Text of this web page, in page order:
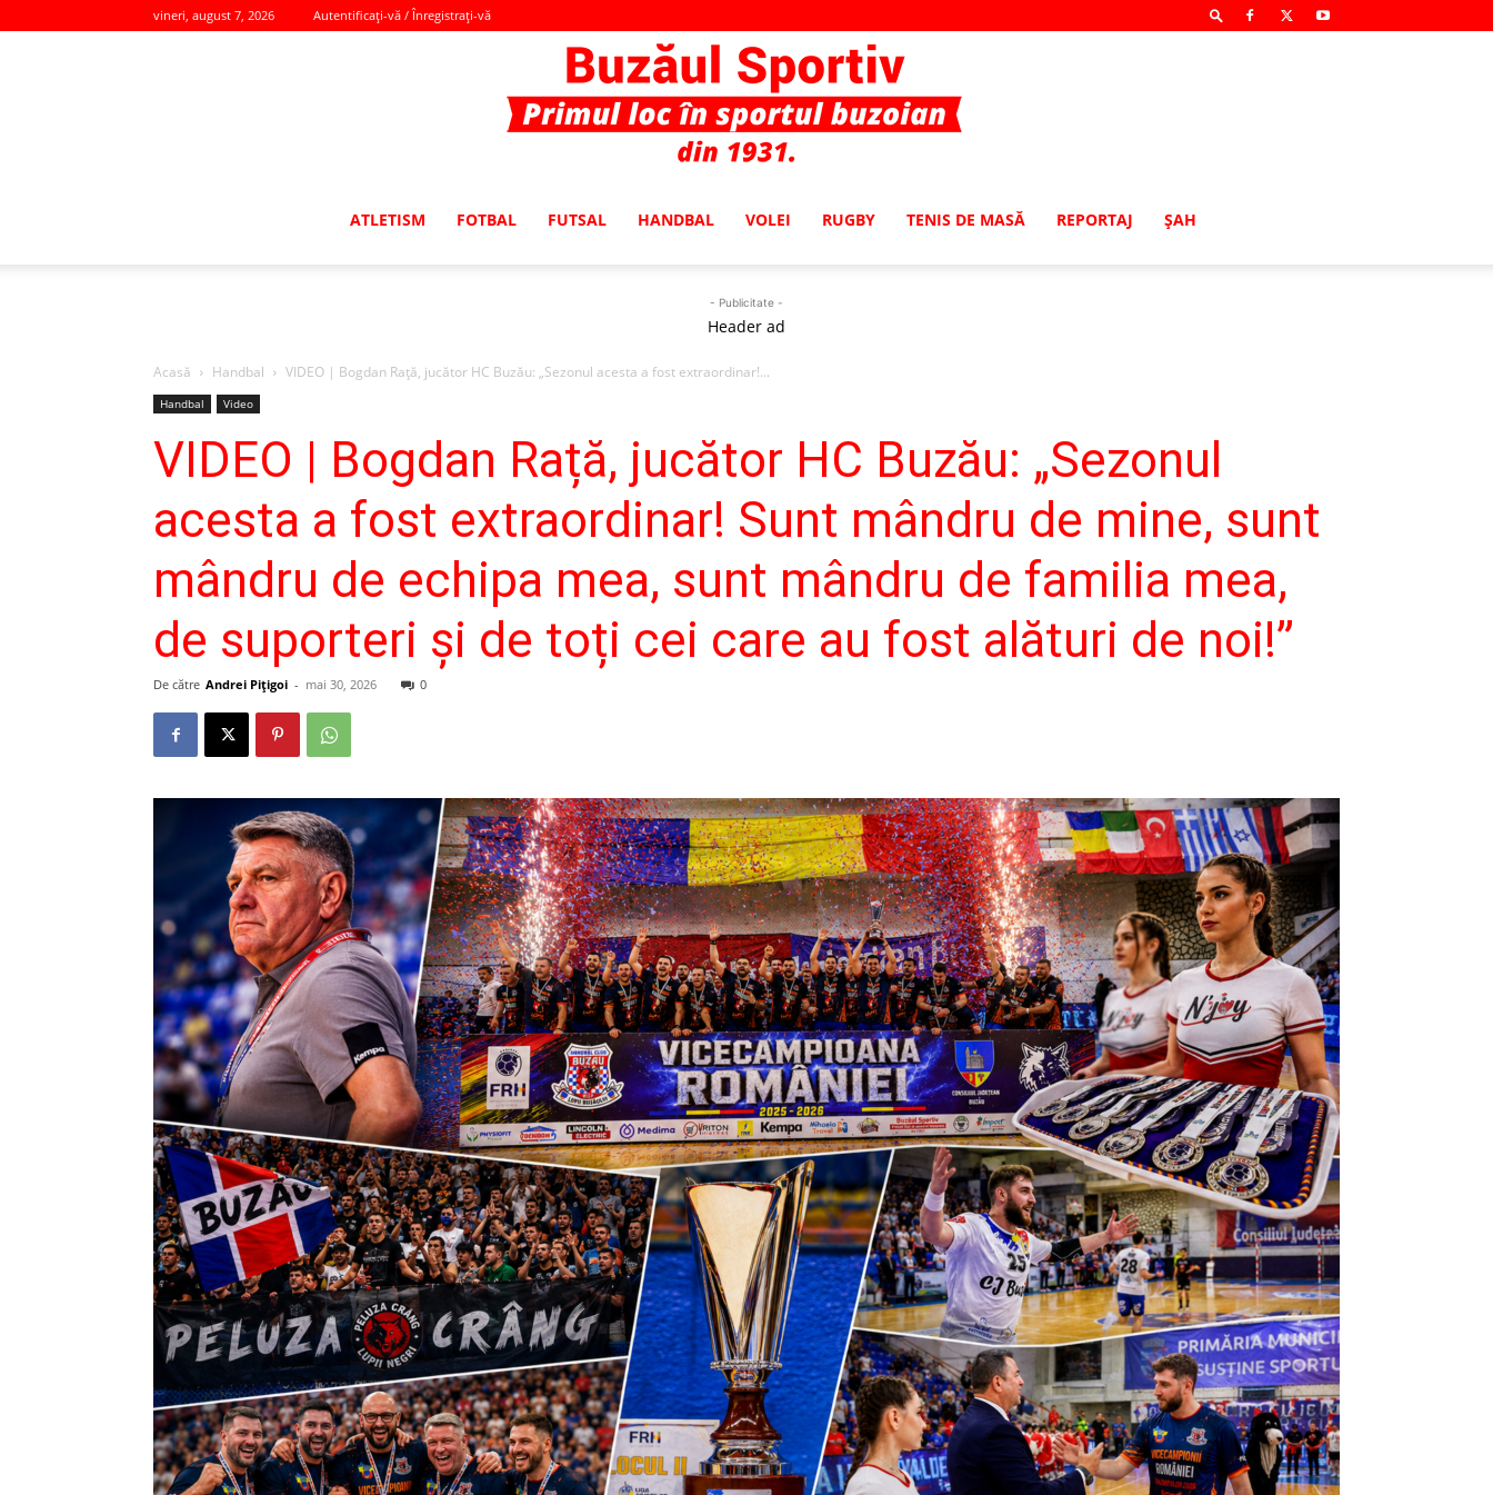
vineri, august 7, 2026 Autentificați-vă / Înregistrați-vă
ATLETISM FOTBAL FUTSAL HANDBAL VOLEI RUGBY TENIS DE MASĂ REPORTAJ ŞAH
- Publicitate -
Header ad
Acasă Handbal VIDEO | Bogdan Rață, jucător HC Buzău: „Sezonul acesta a fost extraordinar!...
Handbal Video
VIDEO | Bogdan Rață, jucător HC Buzău: „Sezonul
acesta a fost extraordinar! Sunt mândru de mine, sunt
mândru de echipa mea, sunt mândru de familia mea,
de suporteri și de toți cei care au fost alături de noi!”
De către Andrei Pițigoi - mai 30, 2026 0